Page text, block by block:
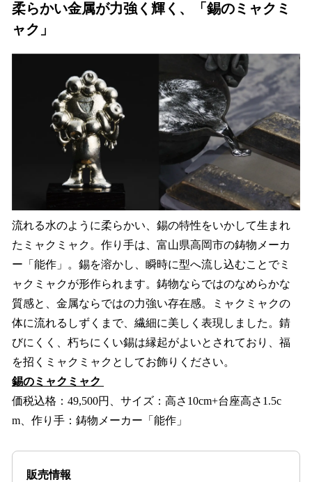
柔らかい金属が力強く輝く、「錫のミャクミ
ャク」
流れる水のように柔らかい、錫の特性をいかして生まれ
たミャクミャク。作り手は、富山県高岡市の鋳物メーカ
ー「能作」。錫を溶かし、瞬時に型へ流し込むことでミ
ャクミャクが形作られます。鋳物ならではのなめらかな
質感と、金属ならではの力強い存在感。ミャクミャクの
体に流れるしずくまで、繊細に美しく表現しました。錆
びにくく、朽ちにくい錫は縁起がよいとされており、福
を招くミャクミャクとしてお飾りください。
錫のミャクミャク
価税込格：49,500円、サイズ：高さ10cm+台座高さ1.5c
m、作り手：鋳物メーカー「能作」
販売情報